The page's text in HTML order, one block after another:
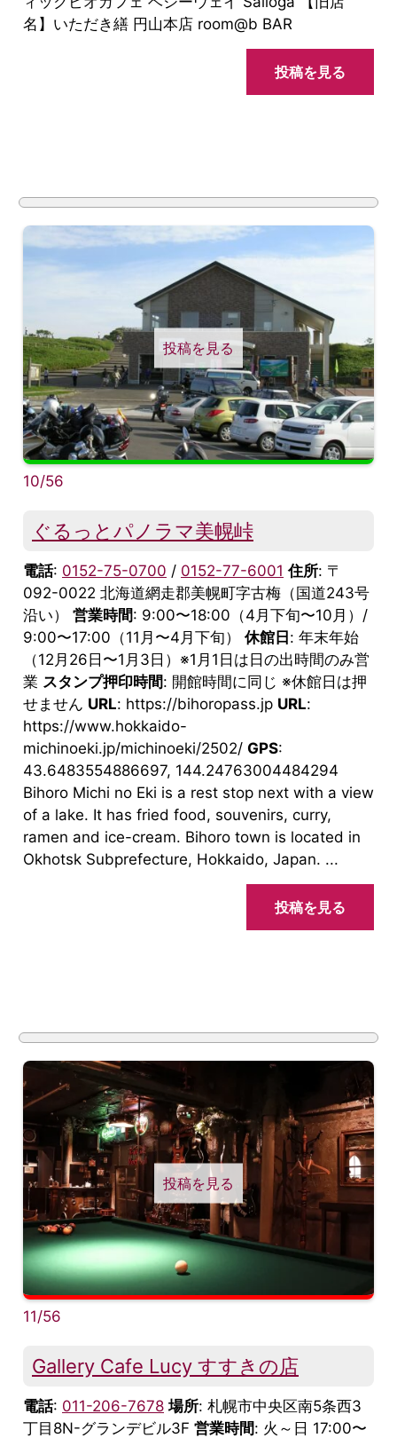
名】いただき繕 円山本店 room@b BAR
投稿を見る
投稿を見る
10/56
ぐるっとパノラマ美幌峠
電話: 0152-75-0700 / 0152-77-6001 住所: 〒
092-0022 北海道網走郡美幌町字古梅（国道243号
沿い） 営業時間: 9:00〜18:00（4月下旬〜10月）/
9:00〜17:00（11月〜4月下旬） 休館日: 年末年始
（12月26日〜1月3日）※1月1日は日の出時間のみ営
業 スタンプ押印時間: 開館時間に同じ ※休館日は押
せません URL: https://bihoropass.jp URL:
https://www.hokkaido-
michinoeki.jp/michinoeki/2502/ GPS:
43.6483554886697, 144.24763004484294
Bihoro Michi no Eki is a rest stop next with a view
of a lake. It has fried food, souvenirs, curry,
ramen and ice-cream. Bihoro town is located in
Okhotsk Subprefecture, Hokkaido, Japan. ...
投稿を見る
投稿を見る
11/56
Gallery Cafe Lucy すすきの店
電話: 011-206-7678 場所: 札幌市中央区南5条西3
丁目8N-グランデビル3F 営業時間: 火～日 17:00〜